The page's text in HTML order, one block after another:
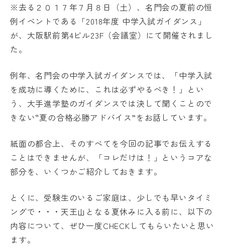
資料請求・お問い合わせ
※去る２０１７年７月８日（土）、名門会の夏前の恒
例イベントである「2018年度 中学入試ガイダンス」
が、大阪駅前第4ビル23F（会議室）にて開催されまし
た。
例年、名門会の中学入試ガイダンスでは、「中学入試
を成功に導くために、これは必ずやるべき！」とい
う、大手進学塾のガイダンスでは決して聞くことので
きない“夏の合格必勝アドバイス”をお話しています。
紙面の都合上、そのすべてを今回の記事でお伝えする
ことはできませんが、「コレだけは！」というコアな
部分を、いくつかご紹介しておきます。
とくに、受験生のいるご家庭は、少しでも早いタイミ
ングで・・・天王山となる夏休みに入る前に、以下の
内容について、ぜひ一度CHECKしてもらいたいと思い
ます。